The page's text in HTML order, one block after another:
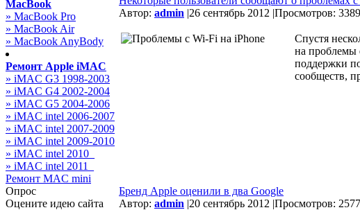
MacBook
» MacBook Pro
» MacBook Air
» MacBook AnyBody
Ремонт Apple iMAC
» iMAC G3 1998-2003
» iMAC G4 2002-2004
» iMAC G5 2004-2006
» iMAC intel 2006-2007
» iMAC intel 2007-2009
» iMAC intel 2009-2010
» iMAC intel 2010_
» iMAC intel 2011_
Ремонт MAC mini
Опрос
Оцените идею сайта
Автор: admin |26 сентябрь 2012 |Просмотров:
Спустя
на проблемы
поддержки
сообществ,
Бренд Apple оценили в два Google
Автор: admin |20 сентябрь 2012 |Просмотров: